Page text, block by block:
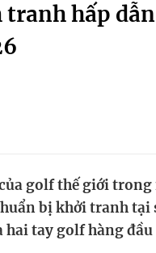
tử
hấp
golf thế giới trong
bị khởi tranh
tay golf hàng